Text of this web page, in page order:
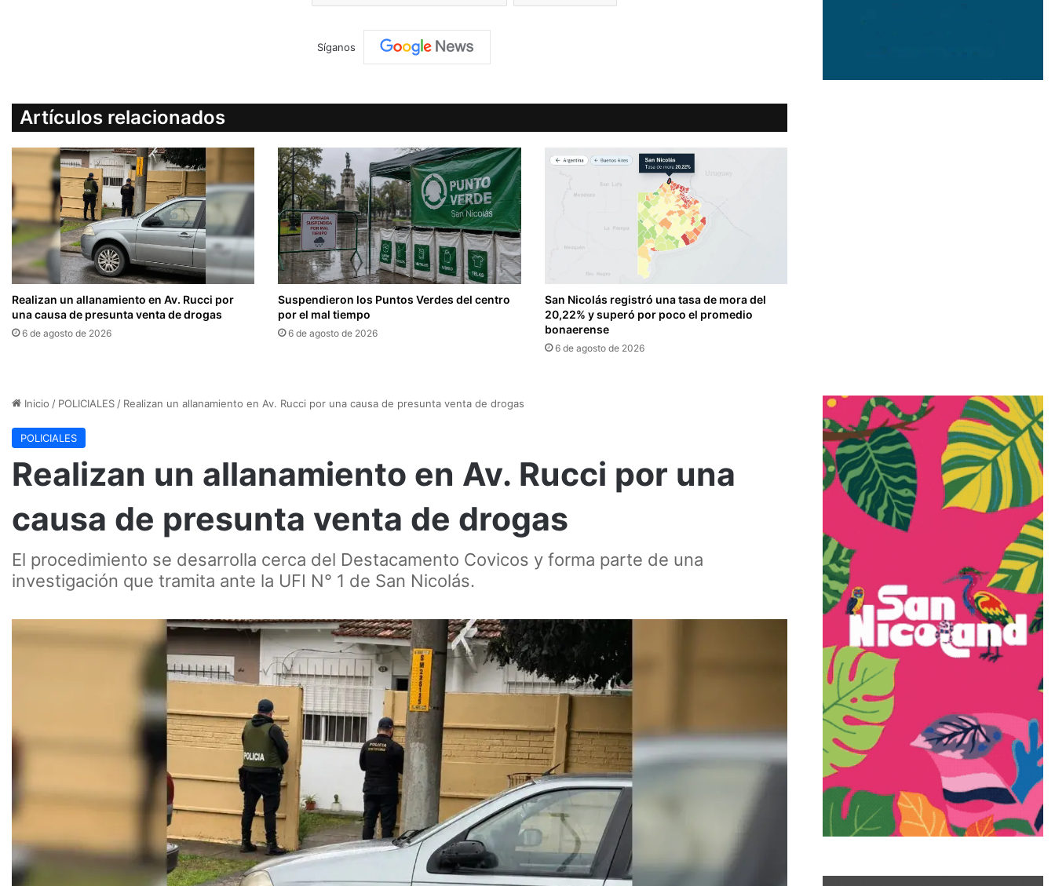
Síganos
Artículos relacionados
Realizan un allanamiento en Av. Rucci por
una causa de presunta venta de drogas
6 de agosto de 2026
Suspendieron los Puntos Verdes del centro
por el mal tiempo
6 de agosto de 2026
San Nicolás registró una tasa de mora del
20,22% y superó por poco el promedio
bonaerense
6 de agosto de 2026